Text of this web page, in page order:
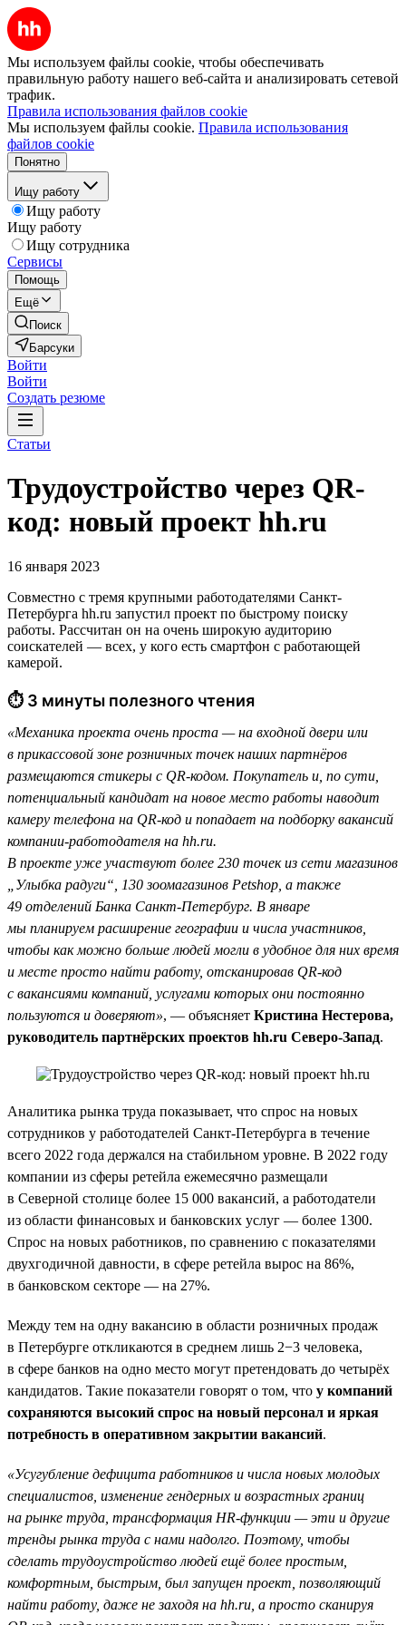
Мы используем файлы cookie, чтобы обеспечивать
правильную работу нашего веб-сайта и анализировать сетевой
трафик.
Правила использования файлов cookie
Мы используем файлы cookie. Правила использования
файлов cookie
Понятно
Ищу работу
Ищу работу
Ищу работу
Ищу сотрудника
Сервисы
Помощь
Ещё
Поиск
Барсуки
Войти
Войти
Создать резюме
Статьи
Трудоустройство через QR-
код: новый проект hh.ru
16 января 2023
Совместно с тремя крупными работодателями Санкт-
Петербурга hh.ru запустил проект по быстрому поиску
работы. Рассчитан он на очень широкую аудиторию
соискателей — всех, у кого есть смартфон с работающей
камерой.
⏱ 3 минуты полезного чтения
«Механика проекта очень проста — на входной двери или
в прикассовой зоне розничных точек наших партнёров
размещаются стикеры с QR-кодом. Покупатель и, по сути,
потенциальный кандидат на новое место работы наводит
камеру телефона на QR-код и попадает на подборку вакансий
компании-работодателя на hh.ru.
В проекте уже участвуют более 230 точек из сети магазинов
„Улыбка радуги“, 130 зоомагазинов Petshop, а также
49 отделений Банка Санкт-Петербург. В январе
мы планируем расширение географии и числа участников,
чтобы как можно больше людей могли в удобное для них время
и месте просто найти работу, отсканировав QR-код
с вакансиями компаний, услугами которых они постоянно
пользуются и доверяют», — объясняет Кристина Нестерова,
руководитель партнёрских проектов hh.ru Северо-Запад.
Аналитика рынка труда показывает, что спрос на новых
сотрудников у работодателей Санкт-Петербурга в течение
всего 2022 года держался на стабильном уровне. В 2022 году
компании из сферы ретейла ежемесячно размещали
в Северной столице более 15 000 вакансий, а работодатели
из области финансовых и банковских услуг — более 1300.
Спрос на новых работников, по сравнению с показателями
двухгодичной давности, в сфере ретейла вырос на 86%,
в банковском секторе — на 27%.
Между тем на одну вакансию в области розничных продаж
в Петербурге откликаются в среднем лишь 2−3 человека,
в сфере банков на одно место могут претендовать до четырёх
кандидатов. Такие показатели говорят о том, что у компаний
сохраняются высокий спрос на новый персонал и яркая
потребность в оперативном закрытии вакансий.
«Усугубление дефицита работников и числа новых молодых
специалистов, изменение гендерных и возрастных границ
на рынке труда, трансформация HR-функции — эти и другие
тренды рынка труда с нами надолго. Поэтому, чтобы
сделать трудоустройство людей ещё более простым,
комфортным, быстрым, был запущен проект, позволяющий
найти работу, даже не заходя на hh.ru, а просто сканируя